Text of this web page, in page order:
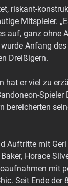
riskant-
Mitspieler.
auf, ganz ohne
Anfang
Dreißigern.
hat er viel zu
bereicherten
Auftritte mit
Horace
mit
Seit Ende